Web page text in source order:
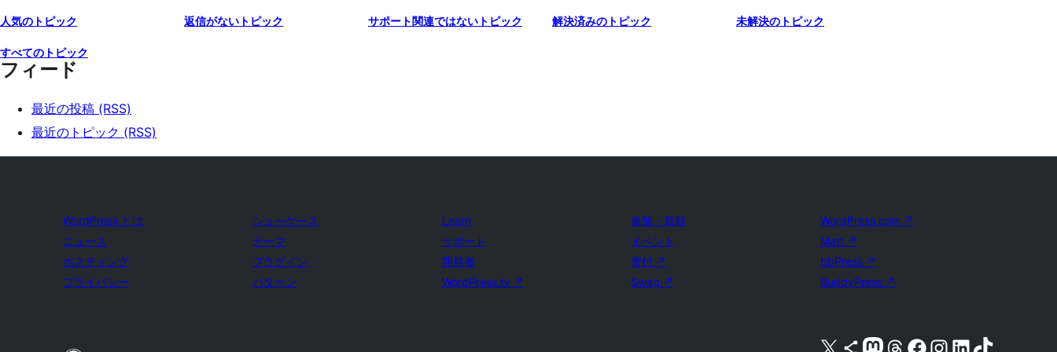
人気のトピック 返信がないトピック サポート関連ではないトピック 解決済みのトピック 未解決のトピック
すべてのトピック
フィード
最近の投稿 (RSS)
最近のトピック (RSS)
WordPress とは
ニュース
ホスティング
プライバシー
ショーケース
テーマ
プラグイン
パターン
Learn
サポート
開発者
WordPress.tv ↗
参加・貢献
イベント
寄付 ↗
Swag ↗
WordPress.com ↗
Matt ↗
bbPress ↗
BuddyPress ↗
X (旧 Twitter) アカウントへ Bluesky アカウントへ Mastodon アカウントへ Threads アカウントへ Facebook ページへ Instagram アカウントへ LinkedIn アカウントへTikTok アカウントへ